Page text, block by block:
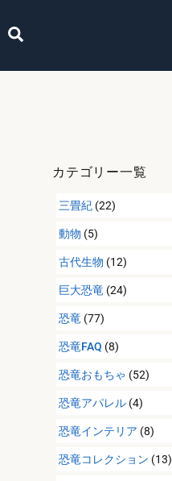
カテゴリー一覧
三畳紀(22)
動物 (5)
古代生物 (12)
巨大恐竜 (24)
恐竜 (77)
恐竜FAQ (8)
恐竜おもちゃ (52)
恐竜アパレル(4)
恐竜インテリア (8)
恐竜コレクション (13)